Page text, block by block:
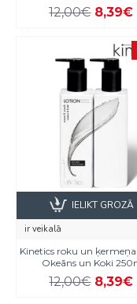
12,00€ 8,39€
ir veikalā
Kinetics roku un ķermeņa
Okeāns un Koki
12,00€ 8,39€
IELIKT GROZĀ